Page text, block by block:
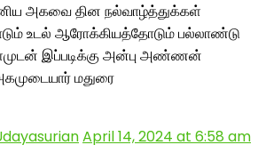
அகவை தின நல்வாழ்த்துக்கள்
உடல் ஆரோக்கியத்தோடும் பல்லாண்டு
இப்படிக்கு அன்பு அண்ணன்
மதுரை
April 14, 2024 at 6:58 am